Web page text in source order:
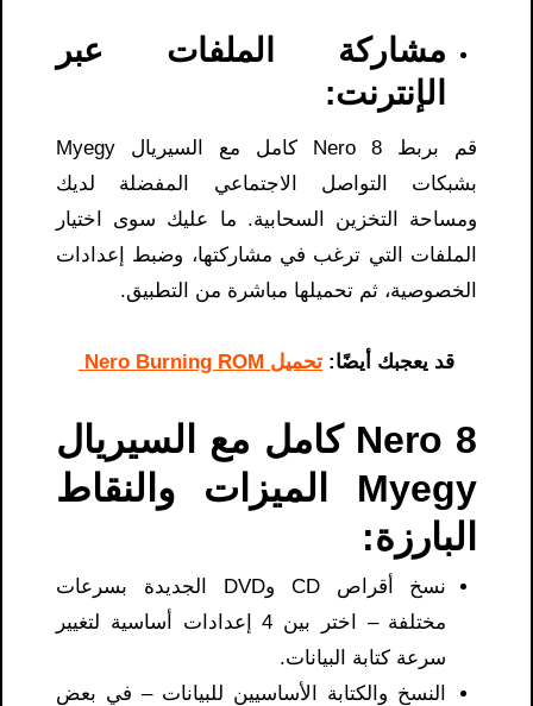
مشاركة الملفات عبر
الإنترنت:
قم بربط Nero 8 كامل مع السيريال Myegy
بشبكات التواصل الاجتماعي المفضلة لديك
ومساحة التخزين السحابية. ما عليك سوى اختيار
الملفات التي ترغب في مشاركتها، وضبط إعدادات
الخصوصية، ثم تحميلها مباشرة من التطبيق.
قد يعجبك أيضًا: تحميل Nero Burning ROM
Nero 8 كامل مع السيريال
Myegy الميزات والنقاط
البارزة:
نسخ أقراص CD وDVD الجديدة بسرعات
مختلفة – اختر بين 4 إعدادات أساسية لتغيير
سرعة كتابة البيانات.
النسخ والكتابة الأساسيين للبيانات – في بعض